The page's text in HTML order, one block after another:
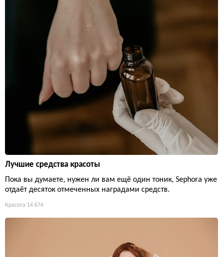
Лучшие средства красоты
Пока вы думаете, нужен ли вам ещё один тоник, Sephora уже
отдаёт десяток отмеченных наградами средств.
Красота 14 674